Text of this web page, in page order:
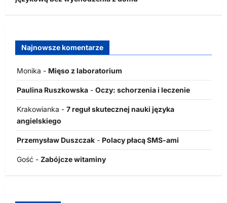
Najnowsze komentarze
Monika - Mięso z laboratorium
Paulina Ruszkowska - Oczy: schorzenia i leczenie
Krakowianka - 7 reguł skutecznej nauki języka
angielskiego
Przemysław Duszczak - Polacy płacą SMS-ami
Gość - Zabójcze witaminy